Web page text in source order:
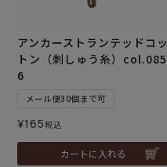
アンカーストランテッドコッ
トン（刺しゅう糸）col.085
6
メール便30個まで可
¥165税込
カートに入れる